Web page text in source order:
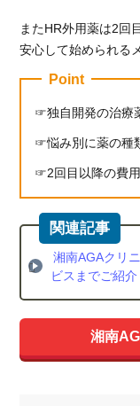
またHR外用薬は2回
安心して始められる
Point
独自開発の治療
悩み別に薬の種
2回目以降の費
湘南AGAクリ
ビスまでご紹介
湘南